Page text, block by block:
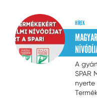
HÍREK
A
SPAR